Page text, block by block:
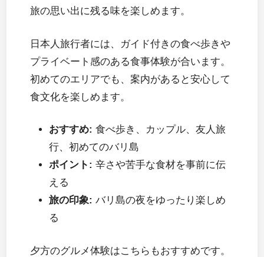
旅の思い出に残る味を楽しめます。
日本人旅行者には、ガイド付きの食べ歩きや
プライベート感のある食事体験が合います。
初めてのエリアでも、案内があると安心して
食文化を楽しめます。
おすすめ: 食べ歩き、カップル、友人旅
行、初めてのバリ島
ポイント: 辛さや苦手な食材を事前に伝
える
旅の印象: バリ島の夜をゆったり楽しめ
る
夕方のグルメ体験はこちらもおすすめです。